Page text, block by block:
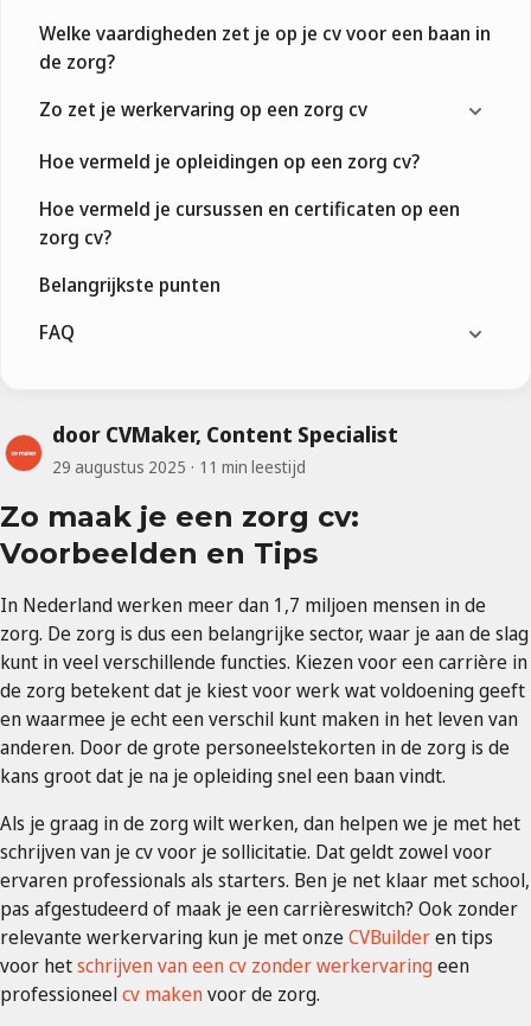
door CVMaker, Content Specialist
29 augustus 2025 11 min leestijd
Zo maak je een zorg cv:
Voorbeelden en Tips
In Nederland werken meer dan 1,7 miljoen mensen in de
zorg. De zorg is dus een belangrijke sector, waar je aan de slag
kunt in veel verschillende functies. Kiezen voor een carrière in
de zorg betekent dat je kiest voor werk wat voldoening geeft
en waarmee je echt een verschil kunt maken in het leven van
anderen. Door de grote personeelstekorten in de zorg is de
kans groot dat je na je opleiding snel een baan vindt.
Als je graag in de zorg wilt werken, dan helpen we je met het
schrijven van je cv voor je sollicitatie. Dat geldt zowel voor
ervaren professionals als starters. Ben je net klaar met school,
pas afgestudeerd of maak je een carrièreswitch? Ook zonder
relevante werkervaring kun je met onzeCVBuilderen tips
voor hetschrijven van een cv zonder werkervaringeen
professioneelcv makenvoor de zorg.
Welke vaardigheden zet je op je cv voor een baan in
de zorg?
Zo zet je werkervaring op een zorg cv
Hoe vermeld je opleidingen op een zorg cv?
Hoe vermeld je cursussen en certificaten op een
zorg cv?
Belangrijkste punten
FAQ